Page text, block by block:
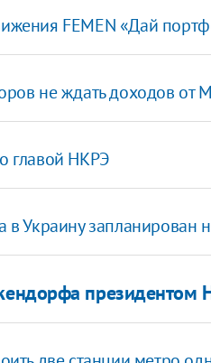
FEMEN «Дай
не ждать доходов от
главой НКРЭ
в Украину запланирован
президентом